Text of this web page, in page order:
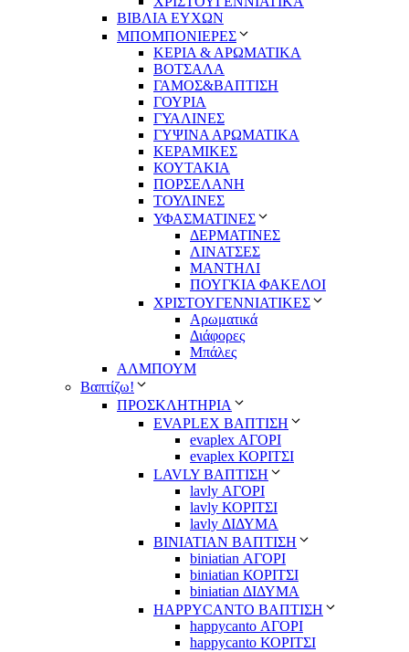
ΒΙΒΛΙΑ ΕΥΧΩΝ
ΜΠΟΜΠΟΝΙΕΡΕΣ
ΚΕΡΙΑ & ΑΡΩΜΑΤΙΚΑ
ΒΟΤΣΑΛΑ
ΓΑΜΟΣ&ΒΑΠΤΙΣΗ
ΓΟΥΡΙΑ
ΓΥΑΛΙΝΕΣ
ΓΥΨΙΝΑ ΑΡΩΜΑΤΙΚΑ
ΚΕΡΑΜΙΚΕΣ
ΚΟΥΤΑΚΙΑ
ΠΟΡΣΕΛΑΝΗ
ΤΟΥΛΙΝΕΣ
ΥΦΑΣΜΑΤΙΝΕΣ
ΔΕΡΜΑΤΙΝΕΣ
ΛΙΝΑΤΣΕΣ
ΜΑΝΤΗΛΙ
ΠΟΥΓΚΙΑ ΦΑΚΕΛΟΙ
ΧΡΙΣΤΟΥΓΕΝΝΙΑΤΙΚΕΣ
Αρωματικά
Διάφορες
Μπάλες
ΑΛΜΠΟΥΜ
Βαπτίζω!
ΠΡΟΣΚΛΗΤΗΡΙΑ
EVAPLEX ΒΑΠΤΙΣΗ
evaplex ΑΓΟΡΙ
evaplex ΚΟΡΙΤΣΙ
LAVLY ΒΑΠΤΙΣΗ
lavly ΑΓΟΡΙ
lavly ΚΟΡΙΤΣΙ
lavly ΔΙΔΥΜΑ
ΒΙΝΙΑΤΙΑΝ ΒΑΠΤΙΣΗ
biniatian ΑΓΟΡΙ
biniatian ΚΟΡΙΤΣΙ
biniatian ΔΙΔΥΜΑ
HAPPYCANTO ΒΑΠΤΙΣΗ
happycanto ΑΓΟΡΙ
happycanto ΚΟΡΙΤΣΙ